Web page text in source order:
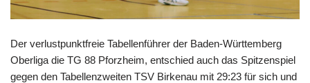
Der verlustpunktfreie Tabellenführer der Baden-Württemberg
Oberliga die TG 88 Pforzheim, entschied auch das Spitzenspiel
gegen den Tabellenzweiten TSV Birkenau mit 29:23 für sich und